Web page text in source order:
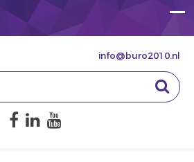
info@buro2010.nl